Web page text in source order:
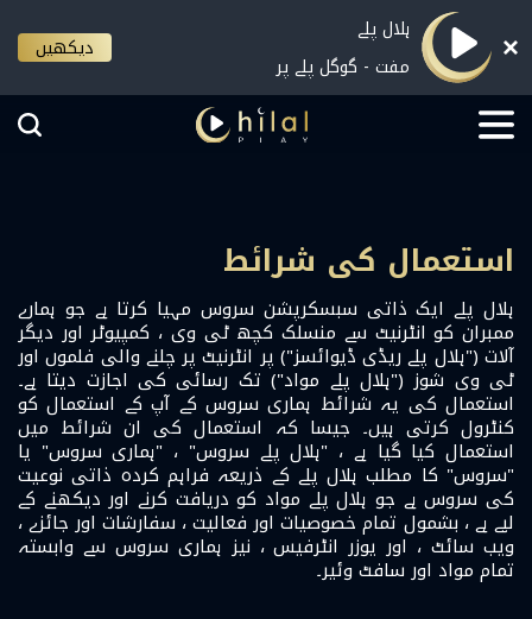
ہلال پلے
مفت - گوگل پلے پر
دیکھیں
استعمال کی شرائط
ہلال پلے ایک ذاتی سبسکرپشن سروس مہیا کرتا ہے جو ہمارے
ممبران کو انٹرنیٹ سے منسلک کچھ ٹی وی ، کمپیوٹر اور دیگر
آلات ("ہلال پلے ریڈی ڈیوائسز") پر انٹرنیٹ پر چلنے والی فلموں اور
ٹی وی شوز ("ہلال پلے مواد") تک رسائی کی اجازت دیتا ہے۔
استعمال کی یہ شرائط ہماری سروس کے آپ کے استعمال کو
کنٹرول کرتی ہیں۔ جیسا کہ استعمال کی ان شرائط میں
استعمال کیا گیا ہے ، "ہلال پلے سروس" ، "ہماری سروس" یا
"سروس" کا مطلب ہلال پلے کے ذریعہ فراہم کردہ ذاتی نوعیت
کی سروس ہے جو ہلال پلے مواد کو دریافت کرنے اور دیکھنے کے
لیے ہے ، بشمول تمام خصوصیات اور فعالیت ، سفارشات اور جائزے ،
ویب سائٹ ، اور یوزر انٹرفیس ، نیز ہماری سروس سے وابستہ
تمام مواد اور سافٹ وئیر۔